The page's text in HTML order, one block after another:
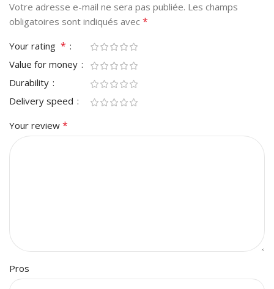
Votre adresse e-mail ne sera pas publiée. Les champs
obligatoires sont indiqués avec *
Your rating *
Value for money
Durability
Delivery speed
Your review *
Pros